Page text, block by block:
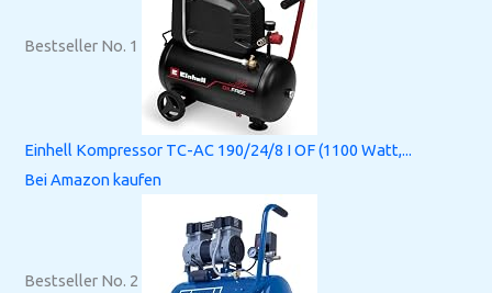
Bestseller No. 1
Einhell Kompressor TC-AC 190/24/8 I OF (1100 Watt,...
Bei Amazon kaufen
Bestseller No. 2